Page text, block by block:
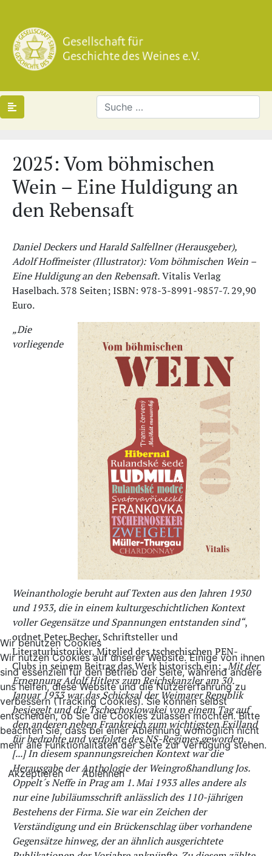
2025: Vom böhmischen
Wein – Eine Huldigung an
den Rebensaft
Daniel Deckers und Harald Salfellner (Herausgeber),
Adolf Hoffmeister (Illustrator): Vom böhmischen Wein –
Eine Huldigung an den Rebensaft.Vitalis Verlag
Haselbach. 378 Seiten; ISBN: 978-3-8991-9857-7. 29,90
Euro.
„Die
vorliegende
Weinanthologie beruht auf Texten aus den Jahren 1930
und 1933, die in einem kulturgeschichtlichen Kontext
voller Gegensätze und Spannungen entstanden sind“,
ordnet Peter Becher, Schriftsteller und
Literaturhistoriker, Mitglied des tschechischen PEN-
Clubs in seinem Beitrag das Werk historisch ein: „Mit der
Ernennung Adolf Hitlers zum Reichskanzler am 30.
Januar 1933 war das Schicksal der Weimarer Republik
besiegelt und die Tschechoslowakei von einem Tag auf
den anderen neben Frankreich zum wichtigsten Exilland
für bedrohte und verfolgte des NS-Regimes geworden.
[...] In diesem spannungsreichen Kontext war die
Herausgabe der Anthologie der Weingroßhandlung Jos.
Oppelt´s Neffe in Prag am 1. Mai 1933 alles andere als
nur eine Jubiläumsschrift anlässlich des 110-jährigen
Bestehens der Firma. Sie war ein Zeichen der
Verständigung und ein Brückenschlag über vorhandene
Gegensätze hinweg, der an ähnlich ausgerichtete
Wir benutzen Cookies
Wir nutzen Cookies auf unserer Website. Einige von ihnen
sind essenziell für den Betrieb der Seite, während andere
uns helfen, diese Website und die Nutzererfahrung zu
verbessern (Tracking Cookies). Sie können selbst
entscheiden, ob Sie die Cookies zulassen möchten. Bitte
beachten Sie, dass bei einer Ablehnung womöglich nicht
mehr alle Funktionalitäten der Seite zur Verfügung stehen.
Akzeptieren Ablehnen